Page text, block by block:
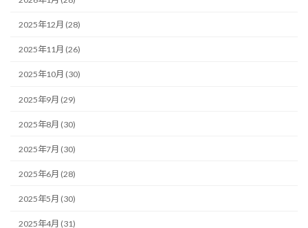
2025年12月 (28)
2025年11月 (26)
2025年10月 (30)
2025年9月 (29)
2025年8月 (30)
2025年7月 (30)
2025年6月 (28)
2025年5月 (30)
2025年4月 (31)